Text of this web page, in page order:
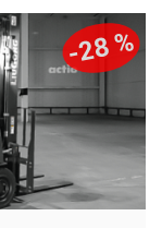
-28 %